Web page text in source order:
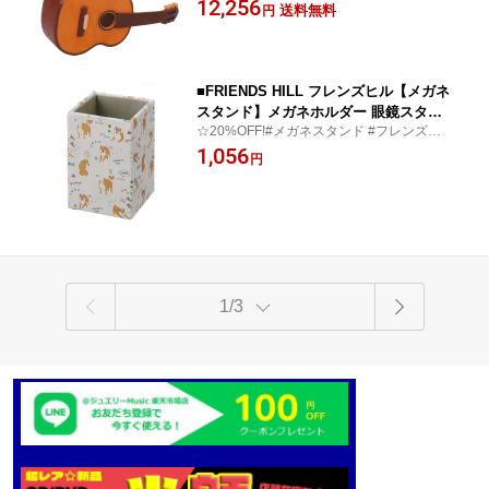
ゃれ お祝い ギフト 記念日 敬老
12,256 円 送料無料
■FRIENDS HILL フレンズヒル【メガネ
スタンド】メガネホルダー 眼鏡スタン
ド ペン立て ペンスタンド かわいい 卓
上 収納 母の日 父の日 敬老 総柄 柴犬 柴
☆20%OFF!#メガネスタンド #フレンズヒル
#柴犬 #しばたさん #母の日 #父の日 #敬老
#総柄 #かわいい #ペン立て
1,056 円
1/3